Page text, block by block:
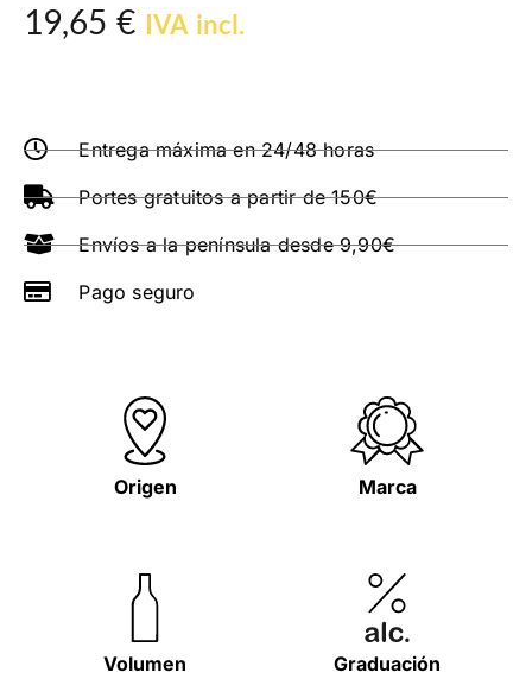
19,65 € IVA incl.
Entrega máxima en 24/48 horas
Portes gratuitos a partir de 150€
Envíos a la península desde 9,90€
Pago seguro
Origen Marca
Volumen Graduación